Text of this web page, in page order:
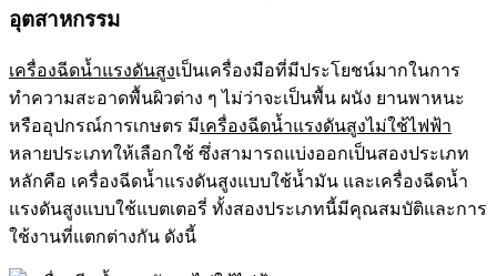
อุตสาหกรรม
เครื่องฉีดน้ำแรงดันสูงเป็นเครื่องมือที่มีประโยชน์มากในการ
ทำความสะอาดพื้นผิวต่าง ๆ ไม่ว่าจะเป็นพื้น ผนัง ยานพาหนะ
หรืออุปกรณ์การเกษตร มีเครื่องฉีดน้ำแรงดันสูงไม่ใช้ไฟฟ้า
หลายประเภทให้เลือกใช้ ซึ่งสามารถแบ่งออกเป็นสองประเภท
หลักคือ เครื่องฉีดน้ำแรงดันสูงแบบใช้น้ำมัน และเครื่องฉีดน้ำ
แรงดันสูงแบบใช้แบตเตอรี่ ทั้งสองประเภทนี้มีคุณสมบัติและการ
ใช้งานที่แตกต่างกัน ดังนี้